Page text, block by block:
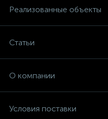
Реализованные объекты
Статьи
О компании
Условия поставки